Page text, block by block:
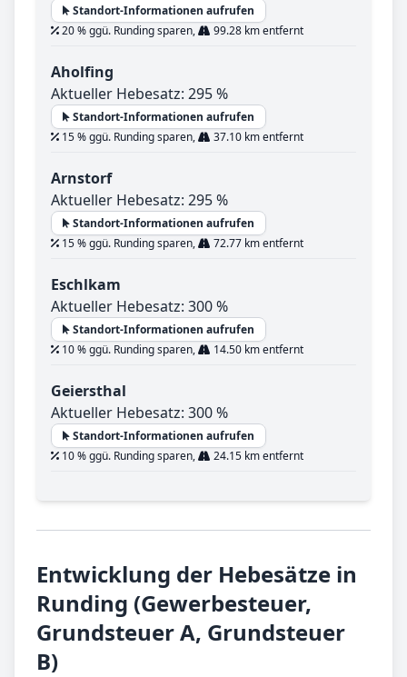
Standort-Informationen aufrufen
20 % ggü. Runding sparen,
99.28 km entfernt
Aholfing
Aktueller Hebesatz: 295 %
Standort-Informationen aufrufen
15 % ggü. Runding sparen,
37.10 km entfernt
Arnstorf
Aktueller Hebesatz: 295 %
Standort-Informationen aufrufen
15 % ggü. Runding sparen,
72.77 km entfernt
Eschlkam
Aktueller Hebesatz: 300 %
Standort-Informationen aufrufen
10 % ggü. Runding sparen,
14.50 km entfernt
Geiersthal
Aktueller Hebesatz: 300 %
Standort-Informationen aufrufen
10 % ggü. Runding sparen,
24.15 km entfernt
Entwicklung der Hebesätze in
Runding (Gewerbesteuer,
Grundsteuer A, Grundsteuer
B)